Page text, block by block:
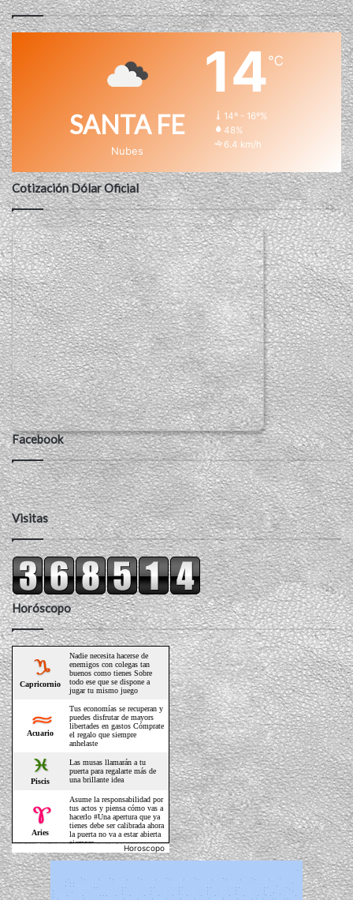
SANTA FE
Nubes
14℃
14º - 16º%
48%
6.4 km/h
Cotización Dólar Oficial
Facebook
Visitas
Horóscopo
Horoscopo